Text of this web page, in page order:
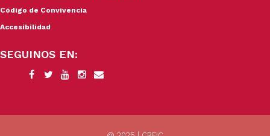
Código de Convivencia
Accesibilidad
SEGUINOS EN: